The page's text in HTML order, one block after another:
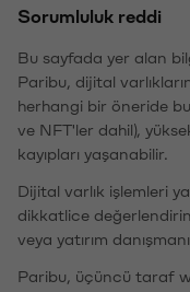
Sorumluluk reddi
Bu sayfada yer alan
Paribu, dijital
herhangi bir öneride
ve NFT'ler dahil),
kayıpları yaşanabilir.
Dijital varlık işlemleri
dikkatlice
veya yatırım
Paribu, üçüncü taraf